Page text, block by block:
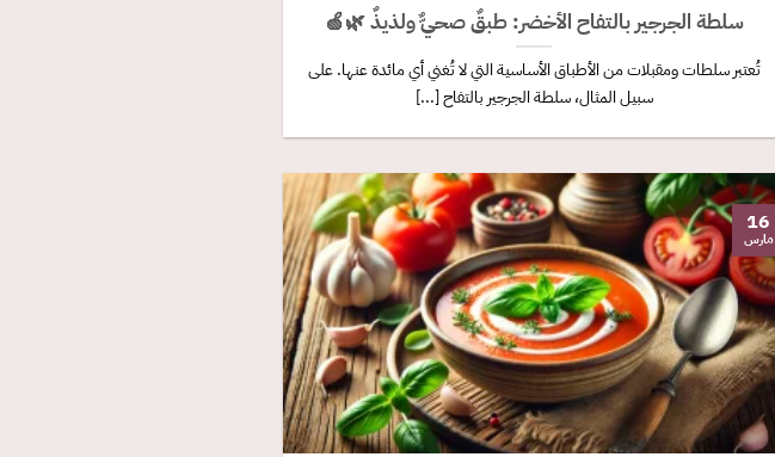
سلطة الجرجير بالتفاح الأخضر: طبقٌ صحيٌّ ولذيذٌ 🌿🍏
تُعتبر سلطات ومقبلات من الأطباق الأساسية التي لا تُغني أي مائدة عنها. على
سبيل المثال، سلطة الجرجير بالتفاح [...]
16
مارس